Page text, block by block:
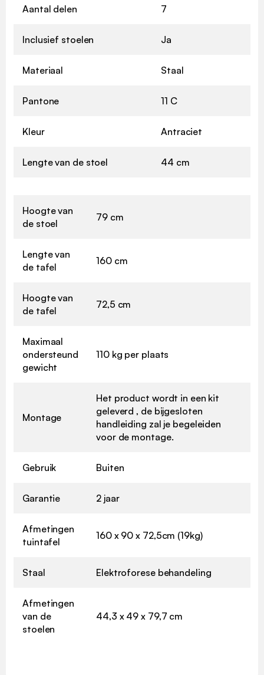
Aantal delen 7
Inclusief stoelen Ja
Materiaal Staal
Pantone 11 C
Kleur Antraciet
Lengte van de stoel 44 cm
Hoogte van
de stoel
79 cm
Lengte van
de tafel
160 cm
Hoogte van
de tafel
72,5 cm
Maximaal
ondersteund
gewicht
110 kg per plaats
Montage
Het product wordt in een kit
geleverd , de bijgesloten
handleiding zal je begeleiden
voor de montage.
Gebruik Buiten
Garantie 2 jaar
Afmetingen
tuintafel
160 x 90 x 72,5cm (19kg)
Staal Elektroforese behandeling
Afmetingen
van de
stoelen
44,3 x 49 x 79,7 cm